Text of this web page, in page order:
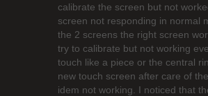
calibrate the screen but not
screen not responding in normal
the 2 screens the right screen
try to calibrate but not working
touch like a piece or the central
new touch screen after care of
idem not working. I noticed that